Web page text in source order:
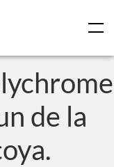
de la